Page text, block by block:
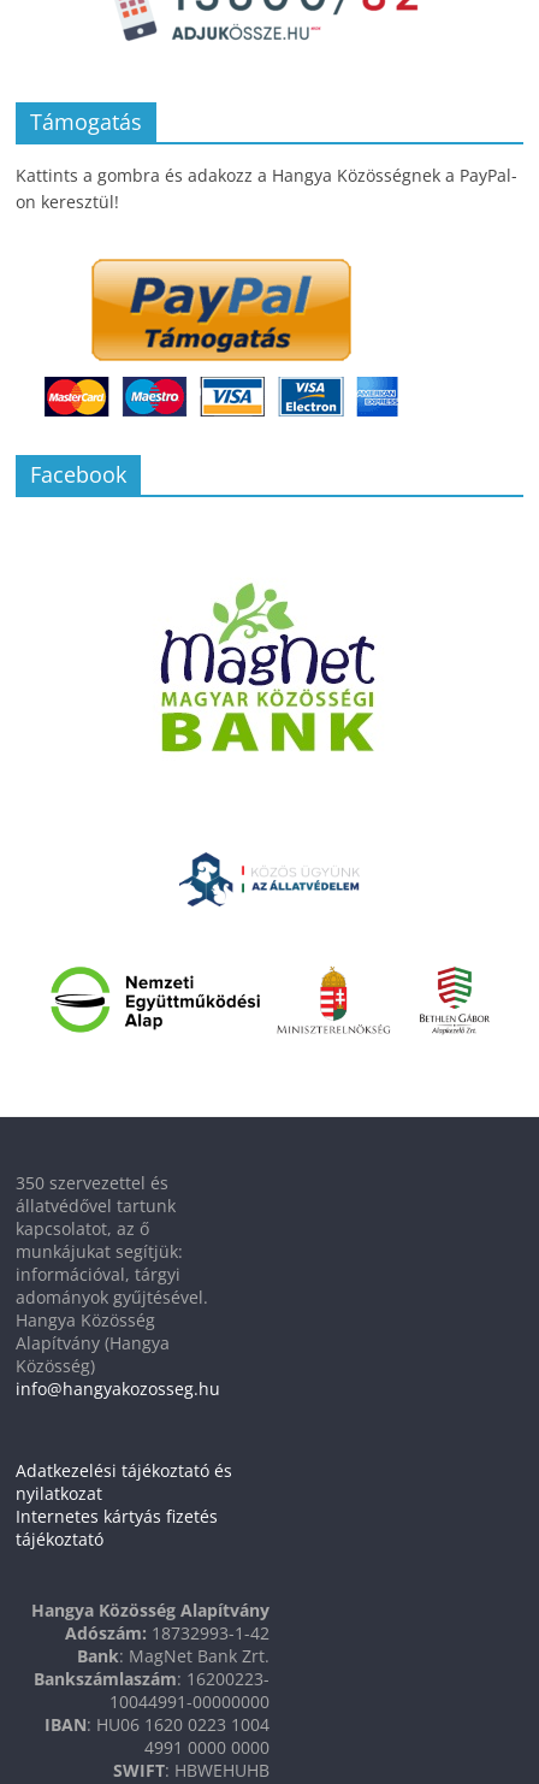
Támogatás
Kattints a gombra és adakozz a Hangya Közösségnek a PayPal-
on keresztül!
Facebook
350 szervezettel és
állatvédővel tartunk
kapcsolatot, az ő
munkájukat segítjük:
információval, tárgyi
adományok gyűjtésével.
Hangya Közösség
Alapítvány (Hangya
Közösség)
info@hangyakozosseg.hu
Adatkezelési tájékoztató és
nyilatkozat
Internetes kártyás fizetés
tájékoztató
Hangya Közösség Alapítvány
Adószám: 18732993-1-42
Bank: MagNet Bank Zrt.
Bankszámlaszám: 16200223-
10044991-00000000
IBAN: HU06 1620 0223 1004
4991 0000 0000
SWIFT: HBWEHUHB